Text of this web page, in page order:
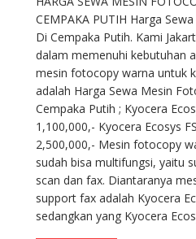
CEMPAKA PUTIH Harga
Di Cempaka Putih. Kami
dalam memenuhi kebutuhan
mesin fotocopy warna untuk
adalah Harga Sewa Mesin
Cempaka Putih ; Kyocera
1,100,000,- Kyocera Ecosys
2,500,000,- Mesin fotocopy
sudah bisa multifungsi, yaitu
scan dan fax. Diantaranya
support fax adalah Kyocera
sedangkan yang Kyocera